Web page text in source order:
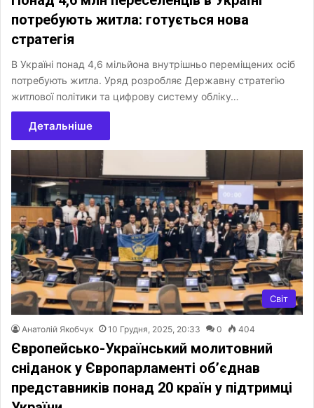
потребують житла: готується нова
стратегія
В Україні понад 4,6 мільйона внутрішньо переміщених осіб
потребують житла. Уряд розробляє Державну стратегію
житлової політики та цифрову систему обліку…
Детальніше
Світ
Анатолій Якобчук 10 Грудня, 2025, 20:33 0 404
Європейсько-Український молитовний
сніданок у Європарламенті об’єднав
представників понад 20 країн у підтримці